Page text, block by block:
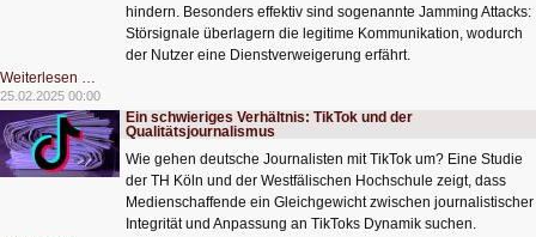
hindern. Besonders effektiv sind sogenannte Jamming Attacks:
Störsignale überlagern die legitime Kommunikation, wodurch
der Nutzer eine Dienstverweigerung erfährt.
Weiterlesen …
Angriffsmöglichkeiten
auf
Wi-
Fi
entdeckt
25.02.2025 00:00
Ein schwieriges Verhältnis: TikTok und der
Qualitätsjournalismus
Wie gehen deutsche Journalisten mit TikTok um? Eine Studie
der TH Köln und der Westfälischen Hochschule zeigt, dass
Medienschaffende ein Gleichgewicht zwischen journalistischer
Integrität und Anpassung an TikToks Dynamik suchen.